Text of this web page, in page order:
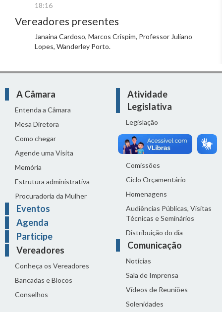
18:16
Vereadores presentes
Janaina Cardoso, Marcos Crispim, Professor Juliano
Lopes, Wanderley Porto.
A Câmara
Entenda a Câmara
Mesa Diretora
Como chegar
Agende uma Visita
Memória
Estrutura administrativa
Procuradoria da Mulher
Eventos
Agenda
Participe
Vereadores
Conheça os Vereadores
Bancadas e Blocos
Conselhos
Atividade
Legislativa
Legislação
Proposições
Reuniões
Comissões
Ciclo Orçamentário
Homenagens
Audiências Públicas, Visitas
Técnicas e Seminários
Distribuição do dia
Comunicação
Notícias
Sala de Imprensa
Vídeos de Reuniões
Solenidades